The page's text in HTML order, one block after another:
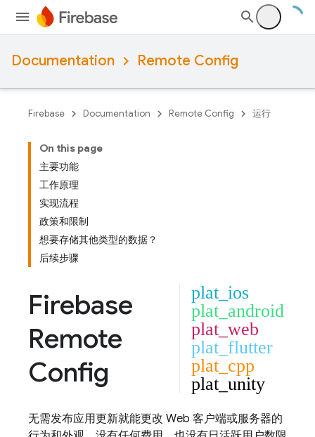
Documentation Remote Config
Firebase Documentation Remote Config 运行
On this page
主要功能
工作原理
实现流程
政策和限制
想要存储其他类型的数据？
后续步骤
Firebase
Remote
Config
plat_ios
plat_android
plat_web
plat_flutter
plat_cpp
plat_unity
无需发布应用更新就能更改 Web 客户端或服务器的